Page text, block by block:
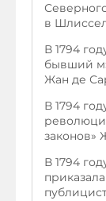
в
В 1794
бывший
Жан де
В 1794
законов»
В 1794